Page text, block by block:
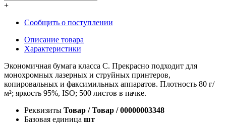
+
Сообщить о поступлении
Описание товара
Характеристики
Экономичная бумага класса С. Прекрасно подходит для
монохромных лазерных и струйных принтеров,
копировальных и факсимильных аппаратов. Плотность 80 г/
м²; яркость 95%, ISO; 500 листов в пачке.
Реквизиты Товар / Товар / 00000003348
Базовая единица шт